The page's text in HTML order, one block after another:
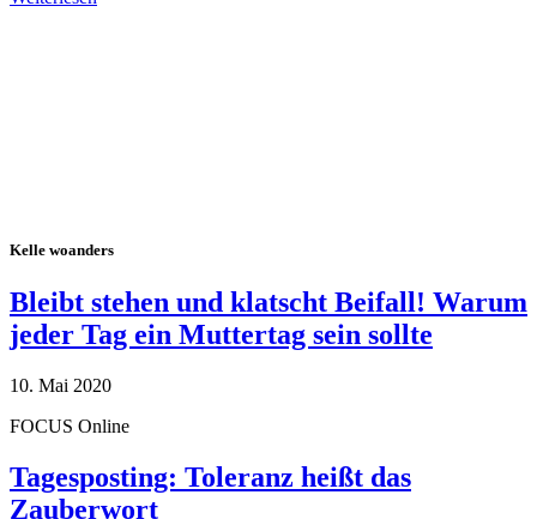
Kelle woanders
Bleibt stehen und klatscht Beifall! Warum
jeder Tag ein Muttertag sein sollte
10. Mai 2020
FOCUS Online
Tagesposting: Toleranz heißt das
Zauberwort